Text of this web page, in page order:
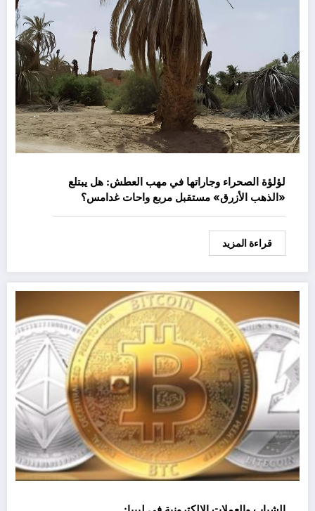
لؤلؤة الصحراء وجاراتها في مهب العطش: هل يبتلع
«الذهب الأزرق» مستقبل مربع واحات غدامس؟
قراءة المزيد